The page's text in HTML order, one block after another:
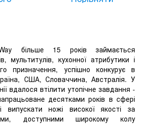
більше 15 років займається
мультитулів, кухонної атрибутики і
призначення, успішно конкурує в
США, Словаччина, Австралія. У
вдалося втілити утопічне завдання -
десятками років в сфері
випускати ножі високої якості за
доступними широкому колу